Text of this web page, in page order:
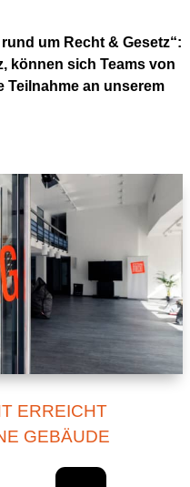
um Recht & Gesetz“:
können sich Teams von
Teilnahme an unserem
ERREICHT
GEBÄUDE